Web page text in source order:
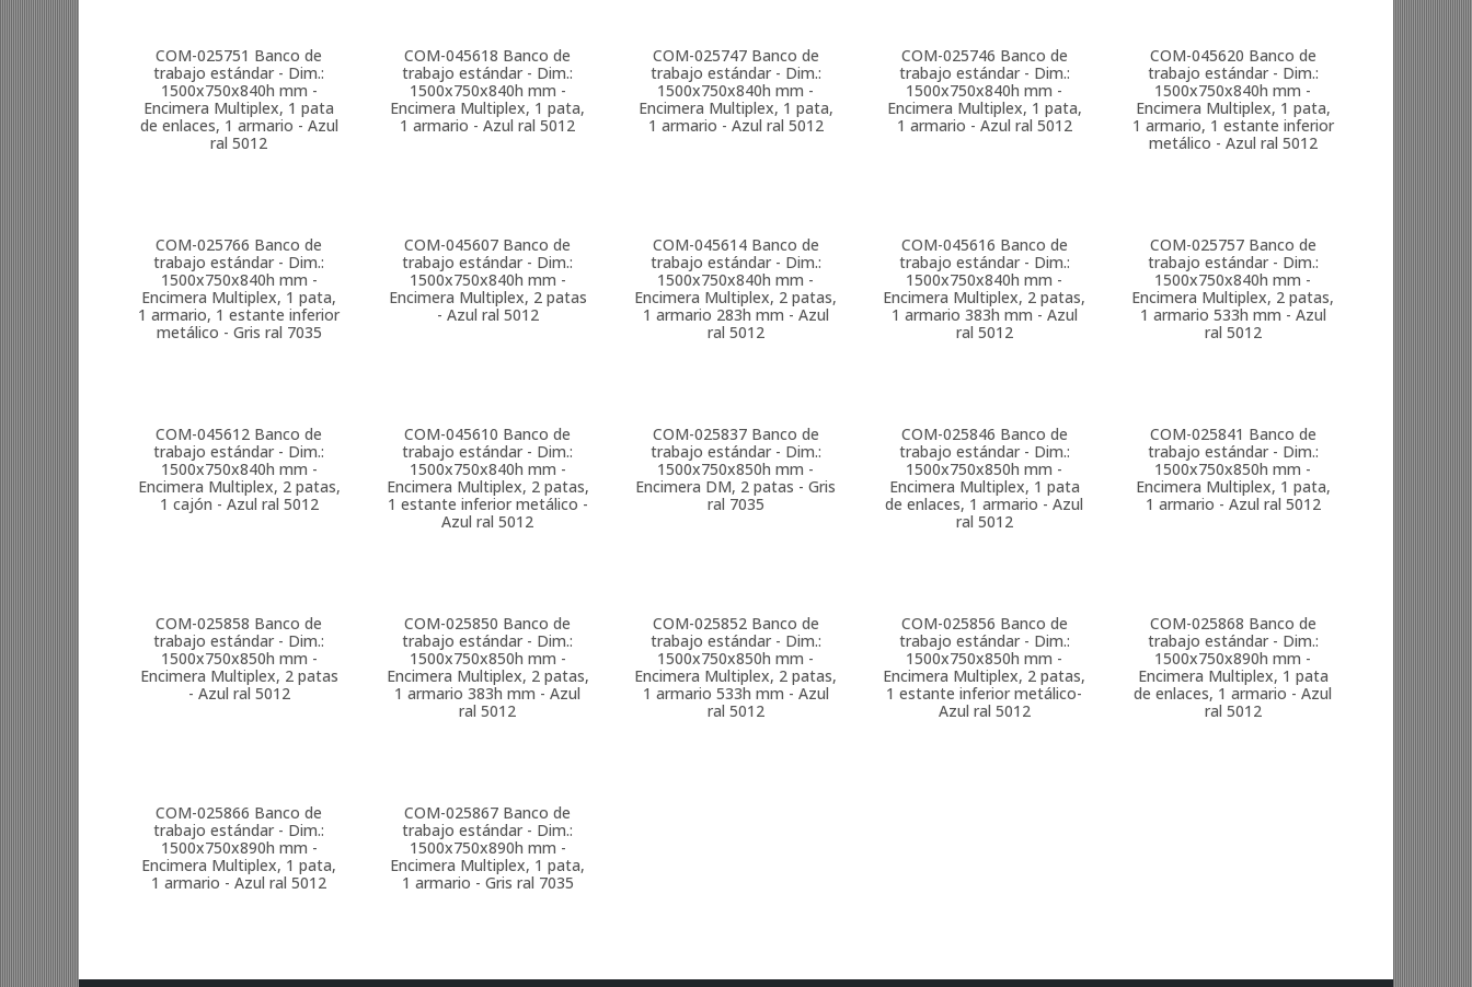
COM-025751 Banco de
trabajo estándar - Dim.:
1500x750x840h mm -
Encimera Multiplex, 1 pata
de enlaces, 1 armario - Azul
ral 5012
COM-045618 Banco de
trabajo estándar - Dim.:
1500x750x840h mm -
Encimera Multiplex, 1 pata,
1 armario - Azul ral 5012
COM-025747 Banco de
trabajo estándar - Dim.:
1500x750x840h mm -
Encimera Multiplex, 1 pata,
1 armario - Azul ral 5012
COM-025746 Banco de
trabajo estándar - Dim.:
1500x750x840h mm -
Encimera Multiplex, 1 pata,
1 armario - Azul ral 5012
COM-045620 Banco de
trabajo estándar - Dim.:
1500x750x840h mm -
Encimera Multiplex, 1 pata,
1 armario, 1 estante inferior
metálico - Azul ral 5012
COM-025766 Banco de
trabajo estándar - Dim.:
1500x750x840h mm -
Encimera Multiplex, 1 pata,
1 armario, 1 estante inferior
metálico - Gris ral 7035
COM-045607 Banco de
trabajo estándar - Dim.:
1500x750x840h mm -
Encimera Multiplex, 2 patas
- Azul ral 5012
COM-045614 Banco de
trabajo estándar - Dim.:
1500x750x840h mm -
Encimera Multiplex, 2 patas,
1 armario 283h mm - Azul
ral 5012
COM-045616 Banco de
trabajo estándar - Dim.:
1500x750x840h mm -
Encimera Multiplex, 2 patas,
1 armario 383h mm - Azul
ral 5012
COM-025757 Banco de
trabajo estándar - Dim.:
1500x750x840h mm -
Encimera Multiplex, 2 patas,
1 armario 533h mm - Azul
ral 5012
COM-045612 Banco de
trabajo estándar - Dim.:
1500x750x840h mm -
Encimera Multiplex, 2 patas,
1 cajón - Azul ral 5012
COM-045610 Banco de
trabajo estándar - Dim.:
1500x750x840h mm -
Encimera Multiplex, 2 patas,
1 estante inferior metálico -
Azul ral 5012
COM-025837 Banco de
trabajo estándar - Dim.:
1500x750x850h mm -
Encimera DM, 2 patas - Gris
ral 7035
COM-025846 Banco de
trabajo estándar - Dim.:
1500x750x850h mm -
Encimera Multiplex, 1 pata
de enlaces, 1 armario - Azul
ral 5012
COM-025841 Banco de
trabajo estándar - Dim.:
1500x750x850h mm -
Encimera Multiplex, 1 pata,
1 armario - Azul ral 5012
COM-025858 Banco de
trabajo estándar - Dim.:
1500x750x850h mm -
Encimera Multiplex, 2 patas
- Azul ral 5012
COM-025850 Banco de
trabajo estándar - Dim.:
1500x750x850h mm -
Encimera Multiplex, 2 patas,
1 armario 383h mm - Azul
ral 5012
COM-025852 Banco de
trabajo estándar - Dim.:
1500x750x850h mm -
Encimera Multiplex, 2 patas,
1 armario 533h mm - Azul
ral 5012
COM-025856 Banco de
trabajo estándar - Dim.:
1500x750x850h mm -
Encimera Multiplex, 2 patas,
1 estante inferior metálico-
Azul ral 5012
COM-025868 Banco de
trabajo estándar - Dim.:
1500x750x890h mm -
Encimera Multiplex, 1 pata
de enlaces, 1 armario - Azul
ral 5012
COM-025866 Banco de
trabajo estándar - Dim.:
1500x750x890h mm -
Encimera Multiplex, 1 pata,
1 armario - Azul ral 5012
COM-025867 Banco de
trabajo estándar - Dim.:
1500x750x890h mm -
Encimera Multiplex, 1 pata,
1 armario - Gris ral 7035